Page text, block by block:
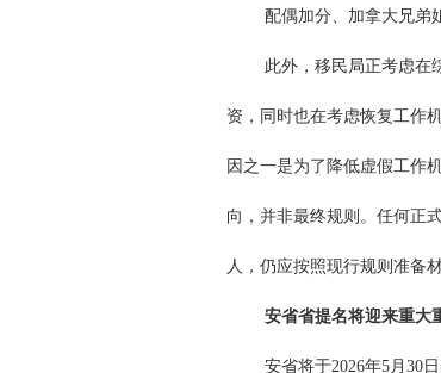
配偶加分、加拿大兄弟
此外，移民局正考虑在
资，同时也在考虑恢复工作
因之一是为了降低虚假工作
向，并非最终规则。任何正
人，仍应按照现行规则准备
安省省提名将迎来重大
安省将于2026年5月30